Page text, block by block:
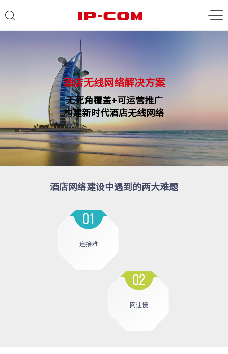
酒店无线网络解决方案
无死角覆盖+可运营推广
构建新时代酒店无线网络
酒店网络建设中遇到的两大难题
连接难
网速慢